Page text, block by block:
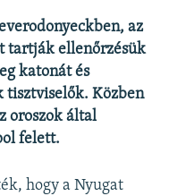
az
tartják ellenőrzésük
katonát és
tisztviselők. Közben
oroszok által
felett.
hogy a Nyugat